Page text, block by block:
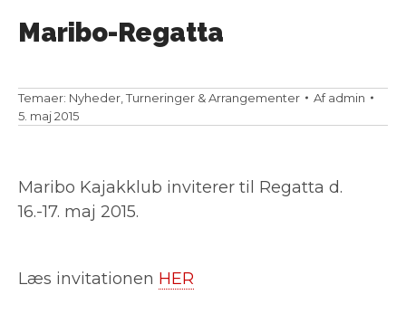
Maribo-Regatta
Temaer: Nyheder ,Turneringer & Arrangementer Afadmin
5. maj 2015
Maribo Kajakklub inviterer til Regatta d.
16.-17. maj 2015.
Læs invitationen HER